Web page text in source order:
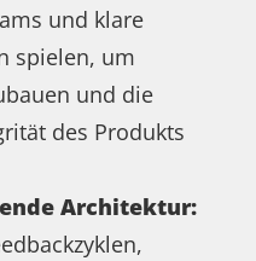
und klare
spielen, um
und die
des Produkts
Architektur: